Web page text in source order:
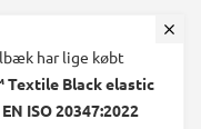
har lige købt
Textile Black elastic
ISO 20347:2022